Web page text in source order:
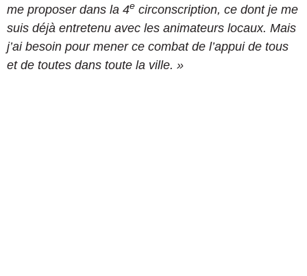
me proposer dans la 4e circonscription, ce dont je me
suis déjà entretenu avec les animateurs locaux. Mais
j’ai besoin pour mener ce combat de l’appui de tous
et de toutes dans toute la ville. »